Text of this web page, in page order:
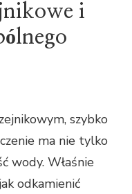
i
szybko
ma nie tylko
wody. Właśnie
odkamienić